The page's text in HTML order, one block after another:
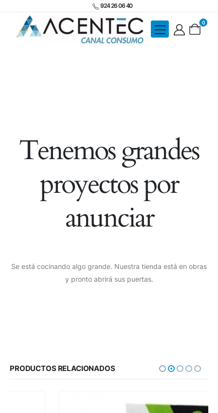
924 26 06 40
0
Tenemos grandes
proyectos por
anunciar
Se está cocinando algo grande. Nuestra tienda está en obras
y pronto abrirá sus puertas.
PRODUCTOS RELACIONADOS